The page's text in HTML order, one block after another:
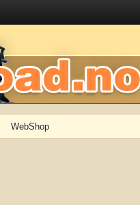
WebShop